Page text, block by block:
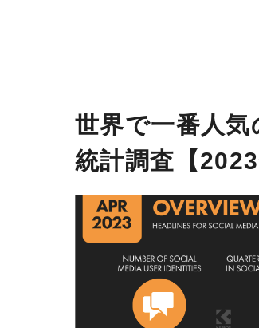
世界で一番人
統計調査【2023